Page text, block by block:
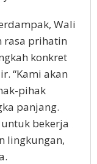
Wali
rasa prihatin
konkret
“Kami akan
pihak
panjang.
bekerja
lingkungan,